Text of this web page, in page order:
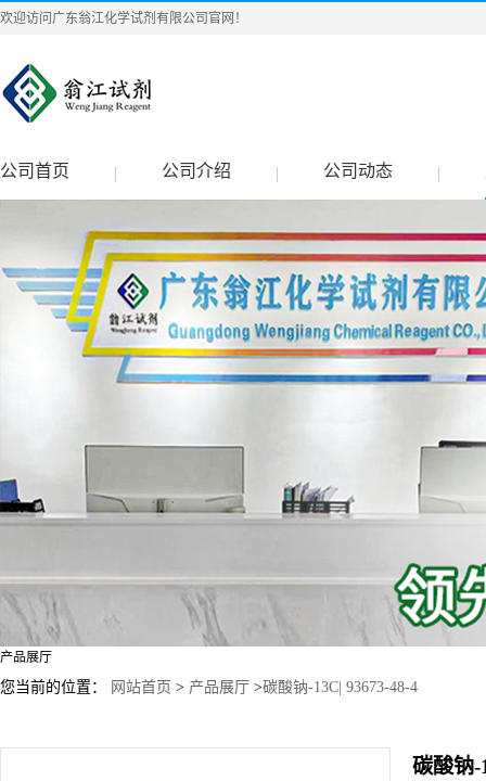
欢迎访问广东翁江化学试剂有限公司官网！
公司首页 公司介绍 公司动态
产品展厅
您当前的位置： 网站首页 > 产品展厅 >碳酸钠-13C| 93673-48-4
碳酸钠-